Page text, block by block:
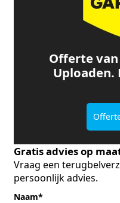
Offerte
Uploaden.
Gratis advies op
Vraag een
persoonlijk advies.
Naam*